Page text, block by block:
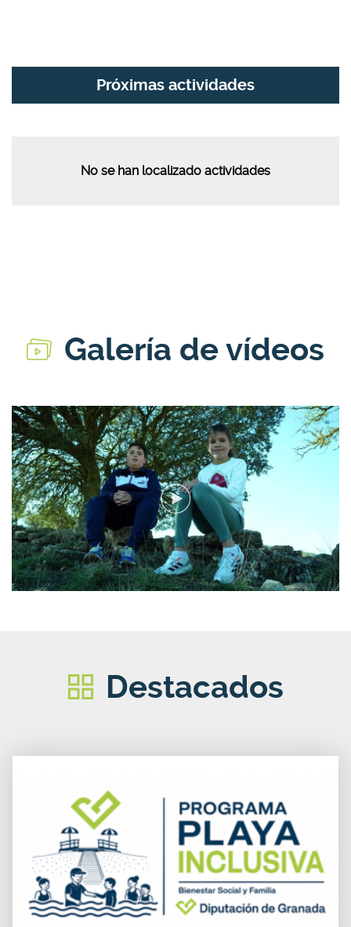
Próximas actividades
No se han localizado actividades
Galería de vídeos
Destacados